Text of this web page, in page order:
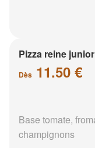
Pizza reine junior
Dès 11.50 €
Base tomate,
champignons